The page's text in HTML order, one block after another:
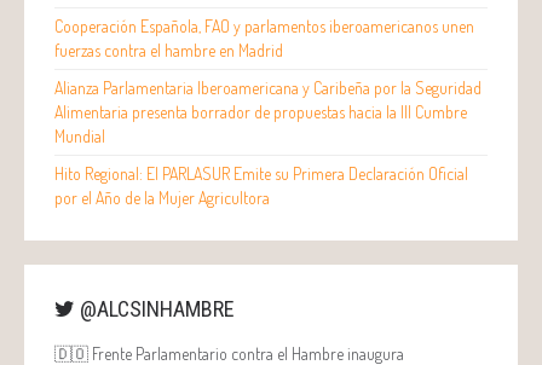
Cooperación Española, FAO y parlamentos iberoamericanos unen
fuerzas contra el hambre en Madrid
Alianza Parlamentaria Iberoamericana y Caribeña por la Seguridad
Alimentaria presenta borrador de propuestas hacia la III Cumbre
Mundial
Hito Regional: El PARLASUR Emite su Primera Declaración Oficial
por el Año de la Mujer Agricultora
@ALCSINHAMBRE
🇩🇴 Frente Parlamentario contra el Hambre inaugura